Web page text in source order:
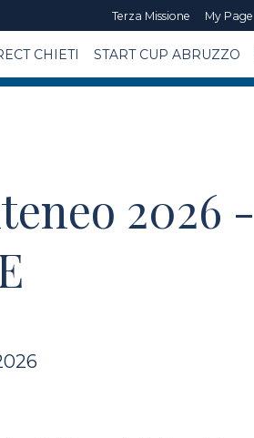
Terza Missione My Page
CHIETI START CUP ABRUZZO
2026 -